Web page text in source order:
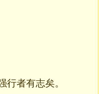
行者有志矣。